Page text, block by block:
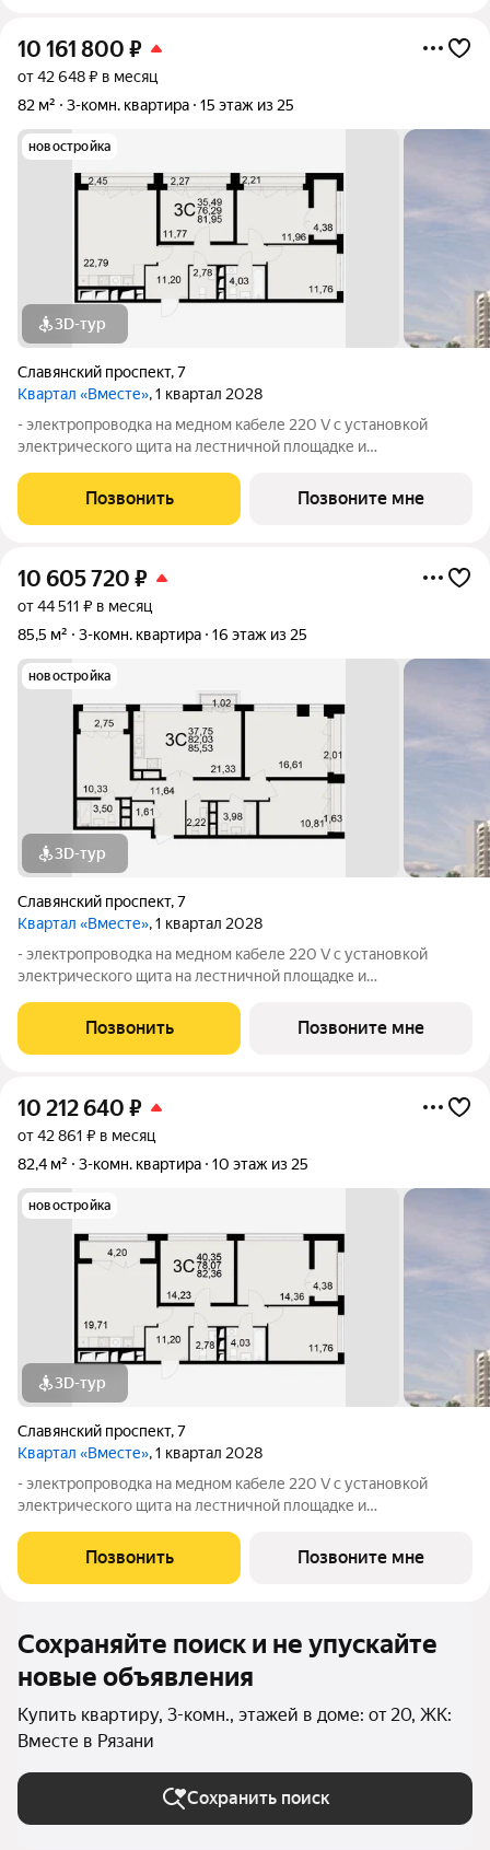
10 161 800 ₽
от 42 648 ₽ в месяц
82 м²
3-комн. квартира 15 этаж из 25
новостройка
3D-тур
Славянский проспект,7
Квартал «Вместе», 1 квартал 2028
- электропроводка на медном кабеле 220 V с установкой
электрического щита на лестничной площадке и
стен, кроме стен лоджий, откосов дверных и оконных
проемов, ниш прохождения стояков
Позвонить Позвоните мне
10 605 720 ₽
от 44 511 ₽ в месяц
85,5 м²
3-комн. квартира 16 этаж из 25
новостройка
3D-тур
Славянский проспект,7
Квартал «Вместе», 1 квартал 2028
- электропроводка на медном кабеле 220 V с установкой
электрического щита на лестничной площадке и
стен, кроме стен балконов, откосов дверных и оконных
проемов, ниш прохождения стояков
Позвонить Позвоните мне
10 212 640 ₽
от 42 861 ₽ в месяц
82,4 м²
3-комн. квартира 10 этаж из 25
новостройка
3D-тур
Славянский проспект,7
Квартал «Вместе», 1 квартал 2028
- электропроводка на медном кабеле 220 V с установкой
электрического щита на лестничной площадке и
стен, кроме стен лоджий, откосов дверных и оконных
проемов, ниш прохождения стояков
Позвонить Позвоните мне
Сохраняйте поиск и не упускайте
новые объявления
Купить квартиру, 3-комн., этажей в доме: от 20, ЖК:
Вместе в Рязани
Сохранить поиск